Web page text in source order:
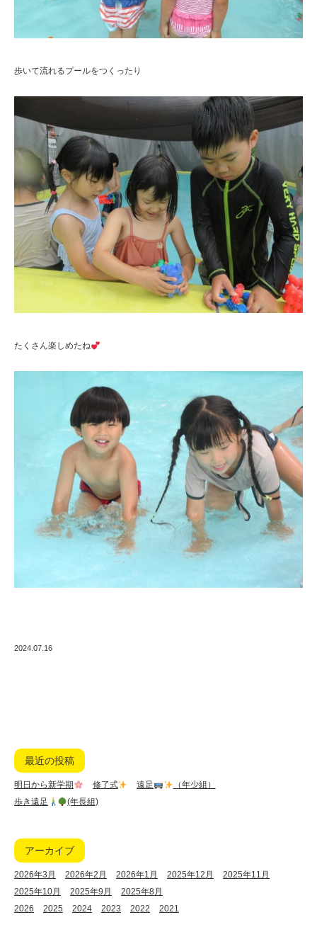
歩いて流れるプールをつくったり
たくさん楽しめたね
2024.07.16
最近の投稿
明日から新学期 修了式 遠足
（年少組）
歩き遠足
(年長組)
アーカイブ
2026年3月 2026年2月 2026年1月 2025年12月
2025年11月
2025年10月
2025年9月
2025年8月
2026
2025 2024 2023 2022 2021